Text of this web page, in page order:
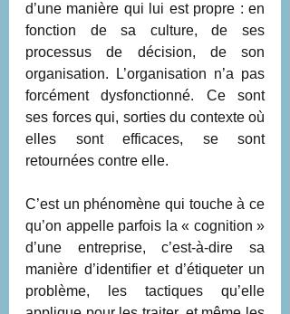
d’une manière qui lui est propre : en
fonction de sa culture, de ses
processus de décision, de son
organisation. L’organisation n’a pas
forcément dysfonctionné. Ce sont
ses forces qui, sorties du contexte où
elles sont efficaces, se sont
retournées contre elle.
C’est un phénomène qui touche à ce
qu’on appelle parfois la « cognition »
d’une entreprise, c’est-à-dire sa
manière d’identifier et d’étiqueter un
problème, les tactiques qu’elle